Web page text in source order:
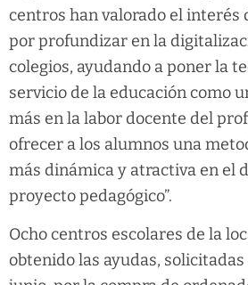
centros han valorado el
por profundizar en la
colegios, ayudando a poner la
servicio de la educación como
más en la labor docente del
ofrecer a los alumnos una
más dinámica y atractiva en el
proyecto pedagógico”.
Ocho centros escolares de la
obtenido las ayudas,